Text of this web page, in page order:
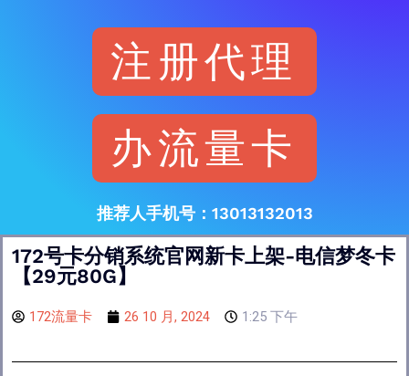
注册代理
办流量卡
推荐人手机号：13013132013
172号卡分销系统官网新卡上架-电信梦冬卡
【29元80G】
172流量卡 26 10 月, 2024 1:25 下午